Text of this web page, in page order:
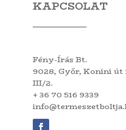
KAPCSOLAT
Fény-Írás Bt.
9028, Győr, Konini út
III/2.
+ 36 70 516 9339